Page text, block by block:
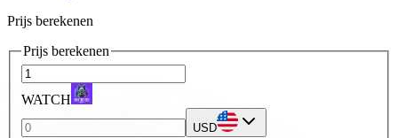
Prijs berekenen
Prijs berekenen
WATCH
USD